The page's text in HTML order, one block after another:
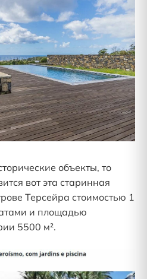
объекты, то
вот эта старинная
Терсейра стоимостью 1
и площадью
5500 м².